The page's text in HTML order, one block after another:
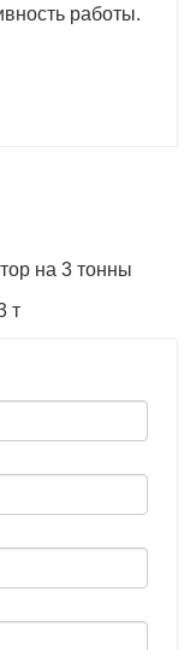
работы.
на 3 тонны
т